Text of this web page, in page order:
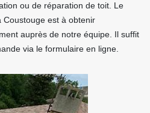
ou de réparation de toit. Le
est à obtenir
auprès de notre équipe. Il suffit
via le formulaire en ligne.